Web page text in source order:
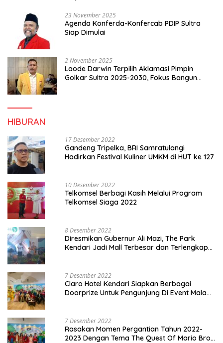
23 November 2025
Agenda Konferda-Konfercab PDIP Sultra
Siap Dimulai
2 November 2025
Laode Darwin Terpilih Aklamasi Pimpin
Golkar Sultra 2025-2030, Fokus Bangun
HIBURAN
17 Desember 2022
Gandeng Tripelka, BRI Samratulangi
Hadirkan Festival Kuliner UMKM di HUT ke 127
10 Desember 2022
Telkomsel Berbagi Kasih Melalui Program
Telkomsel Siaga 2022
8 Desember 2022
Diresmikan Gubernur Ali Mazi, The Park
Kendari Jadi Mall Terbesar dan Terlengkap
7 Desember 2022
Claro Hotel Kendari Siapkan Berbagai
Doorprize Untuk Pengunjung Di Event Malam
7 Desember 2022
Rasakan Momen Pergantian Tahun 2022-
2023 Dengan Tema The Quest Of Mario Bros